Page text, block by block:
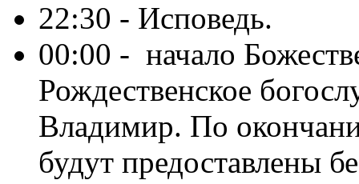
22:30 - Исповедь.
00:00 - начало
Рождественское
Владимир. По
будут предоставлены